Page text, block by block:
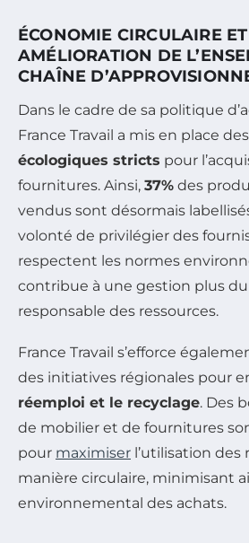
ÉCONOMIE CIRCULAIRE ET
AMÉLIORATION DE
CHAÎNE
Dans le cadre de sa politique
France Travail a mis en place des
écologiques stricts pour
fournitures. Ainsi, 37% des
vendus sont désormais
volonté de privilégier des
respectent les normes
contribue à une gestion plus
responsable des ressources.
France Travail s’efforce
des initiatives régionales pour
réemploi et le recyclage. Des
de mobilier et de fournitures
pour maximiser l’utilisation des
manière circulaire, minimisant
environnemental des achats.